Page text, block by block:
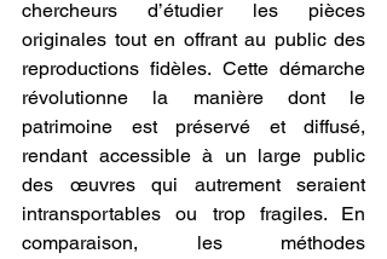
chercheurs d’étudier les pièces
originales tout en offrant au public des
reproductions fidèles. Cette démarche
révolutionne la manière dont le
patrimoine est préservé et diffusé,
rendant accessible à un large public
des œuvres qui autrement seraient
intransportables ou trop fragiles. En
comparaison, les méthodes